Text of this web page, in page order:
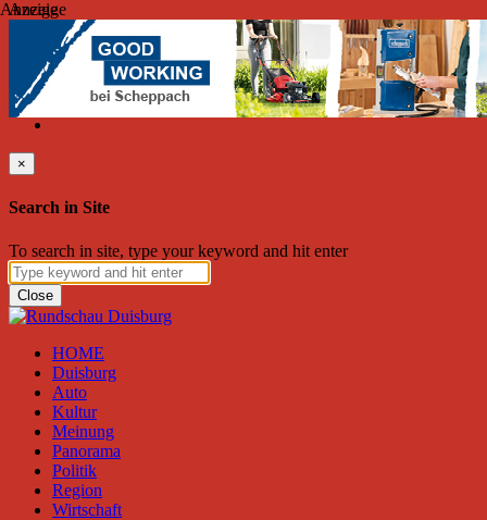
Freitag, August 07, 2026
Friend on Facebook Follow on Twitter Subscribe to RSS
Search
×
Search in Site
To search in site, type your keyword and hit enter
Close
HOME
Duisburg
Auto
Kultur
Meinung
Panorama
Politik
Region
Wirtschaft
Anzeige
Anzeige